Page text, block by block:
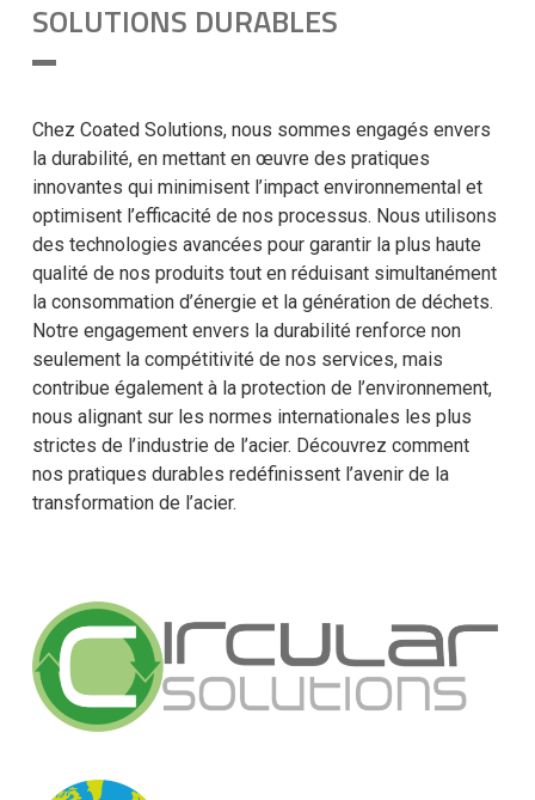
SOLUTIONS DURABLES
Chez Coated Solutions, nous sommes engagés envers
la durabilité, en mettant en œuvre des pratiques
innovantes qui minimisent l’impact environnemental et
optimisent l’efficacité de nos processus. Nous utilisons
des technologies avancées pour garantir la plus haute
qualité de nos produits tout en réduisant simultanément
la consommation d’énergie et la génération de déchets.
Notre engagement envers la durabilité renforce non
seulement la compétitivité de nos services, mais
contribue également à la protection de l’environnement,
nous alignant sur les normes internationales les plus
strictes de l’industrie de l’acier. Découvrez comment
nos pratiques durables redéfinissent l’avenir de la
transformation de l’acier.